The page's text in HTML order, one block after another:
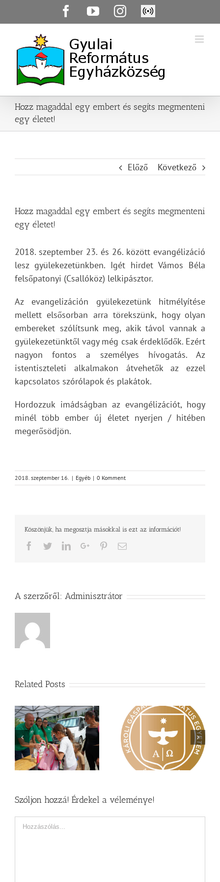
FacebookYouTubeInstagram
Élő
közvetítés
Hozz magaddal egy embert és segíts megmenteni
egy életet!
Előző Következő
Hozz magaddal egy embert és segíts megmenteni
egy életet!
2018. szeptember 23. és 26. között evangélizáció
lesz gyülekezetünkben. Igét hirdet Vámos Béla
felsőpatonyi (Csallóköz) lelkipásztor.
Az evangelizáción gyülekezetünk hitmélyítése
mellett elsősorban arra törekszünk, hogy olyan
embereket szólítsunk meg, akik távol vannak a
gyülekezetünktől vagy még csak érdeklődők. Ezért
nagyon fontos a személyes hívogatás. Az
istentiszteleti alkalmakon átvehetők az ezzel
kapcsolatos szórólapok és plakátok.
Hordozzuk imádságban az evangélizációt, hogy
minél több ember új életet nyerjen / hitében
megerősödjön.
2018. szeptember 16. | Egyéb | 0 Komment
Köszönjük, ha megosztja másokkal is ezt az információt!
Facebook
TwitterLinkedInGoogle+PinterestEmail
A szerzőről: Adminisztrátor
Related Posts
Nagy érdeklődés övezi
a Károli képzéseit
Vasárnapi üzenet –
Zsoltárok 149
Szóljon hozzá! Érdekel a véleménye!
Hozzászólás